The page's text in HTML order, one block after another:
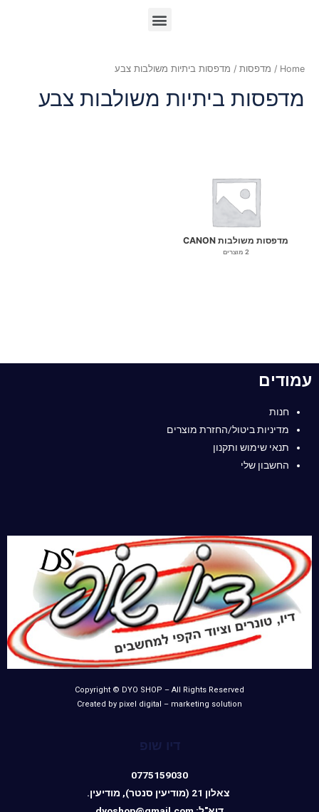
Home
/ מדפסות / מדפסות ביתיות משולבות צבע
מדפסות ביתיות משולבות צבע
מדפסות משולבות CANON
2 מוצרים
עמודים
חנות
מדיניות ביטול/החזרת מוצרים
תנאי שימוש ותקנון
החשבון שלי
Copyright © DYO SHOP – All Rights Reserved
Created by pixel digital – marketing solution
דיו שופ
0775159030
צאלון 21 (מודיעין סנטר), מודיעין.